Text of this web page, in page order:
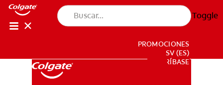
Toggle
PROMOCIONES
SV (ES)
SUSCRÍBASE